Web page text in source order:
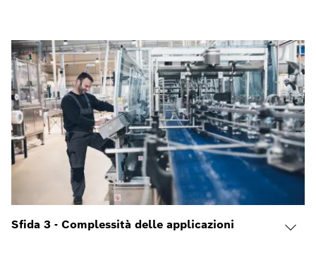
Sfida 3 - Complessità delle applicazioni